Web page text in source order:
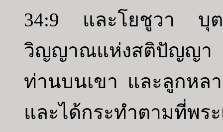
34:9 และโยชูวา บุต
วิญญาณแห่งสติปัญญา เ
ท่านบนเขา และลูกหลา
และได้กระทำตามที่พร